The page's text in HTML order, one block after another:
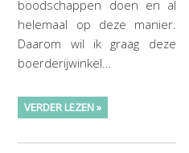
boodschappen doen en al
helemaal op deze manier.
Daarom wil ik graag deze
boerderijwinkel…
VERDER LEZEN »